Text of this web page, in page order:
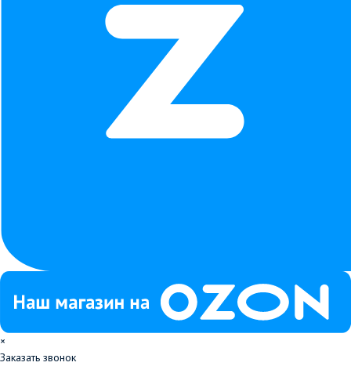
×
Заказать звонок